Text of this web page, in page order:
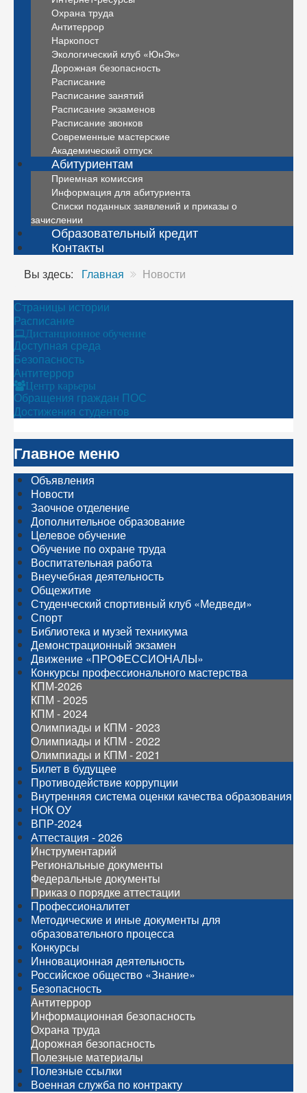
Охрана труда
Антитеррор
Наркопост
Экологический клуб «ЮнЭк»
Дорожная безопасность
Расписание
Расписание занятий
Расписание экзаменов
Расписание звонков
Современные мастерские
Академический отпуск
Абитуриентам
Приемная комиссия
Информация для абитуриента
Списки поданных заявлений и приказы о
зачислении
Образовательный кредит
Контакты
Вы здесь: Главная Новости
Страницы истории
Расписание
Дистанционное обучение
Доступная среда
Безопасность
Антитеррор
Центр карьеры
Обращения граждан ПОС
Достижения студентов
Главное меню
Объявления
Новости
Заочное отделение
Дополнительное образование
Целевое обучение
Обучение по охране труда
Воспитательная работа
Внеучебная деятельность
Общежитие
Студенческий спортивный клуб «Медведи»
Спорт
Библиотека и музей техникума
Демонстрационный экзамен
Движение «ПРОФЕССИОНАЛЫ»
Конкурсы профессионального мастерства
КПМ-2026
КПМ - 2025
КПМ - 2024
Олимпиады и КПМ - 2023
Олимпиады и КПМ - 2022
Олимпиады и КПМ - 2021
Билет в будущее
Противодействие коррупции
Внутренняя система оценки качества образования
НОК ОУ
ВПР-2024
Аттестация - 2026
Инструментарий
Региональные документы
Федеральные документы
Приказ о порядке аттестации
Профессионалитет
Методические и иные документы для
образовательного процесса
Конкурсы
Инновационная деятельность
Российское общество «Знание»
Безопасность
Антитеррор
Информационная безопасность
Охрана труда
Дорожная безопасность
Полезные материалы
Полезные ссылки
Военная служба по контракту